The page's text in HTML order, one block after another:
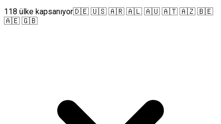
118 ülke kapsanıyor🇩🇪 🇺🇸 🇦🇷 🇦🇱 🇦🇺 🇦🇹 🇦🇿 🇧🇪
🇦🇪 🇬🇧